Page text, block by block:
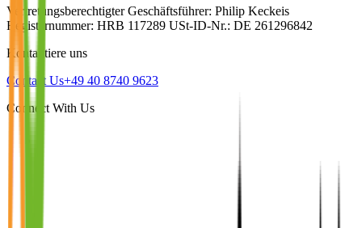
Vertretungsberechtigter Geschäftsführer: Philip Keckeis
Registernummer: HRB 117289 USt-ID-Nr.: DE 261296842
Kontaktiere uns
Contact Us+49 40 8740 9623
Connect With Us